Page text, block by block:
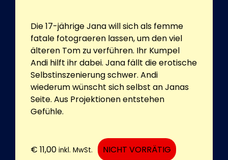
Die 17-jährige Jana will sich als femme
fatale fotograeren lassen, um den viel
älteren Tom zu verführen. Ihr Kumpel
Andi hilft ihr dabei. Jana fällt die erotische
Selbstinszenierung schwer. Andi
wiederum wünscht sich selbst an Janas
Seite. Aus Projektionen entstehen
Gefühle.
€ 11,00 inkl. MwSt. NICHT VORRÄTIG